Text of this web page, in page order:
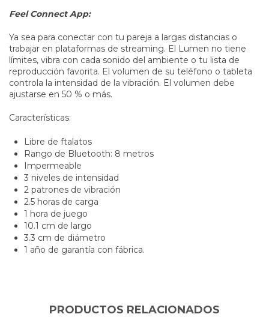
Feel Connect App:
Ya sea para conectar con tu pareja a largas distancias o
trabajar en plataformas de streaming. El Lumen no tiene
límites, vibra con cada sonido del ambiente o tu lista de
reproducción favorita. El volumen de su teléfono o tableta
controla la intensidad de la vibración. El volumen debe
ajustarse en 50 % o más.
Características:
Libre de ftalatos
Rango de Bluetooth: 8 metros
Impermeable
3 niveles de intensidad
2 patrones de vibración
2.5 horas de carga
1 hora de juego
10.1 cm de largo
3.3 cm de diámetro
1 año de garantía con fábrica.
PRODUCTOS RELACIONADOS